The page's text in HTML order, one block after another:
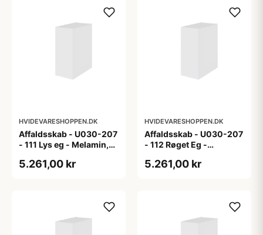
HVIDEVARESHOPPEN.DK
Affaldsskab - U030-207
- 111 Lys eg - Melamin,
5.261,00 kr
HVIDEVARESHOPPEN.DK
Affaldsskab - U030-207
- 112 Røget Eg -
5.261,00 kr